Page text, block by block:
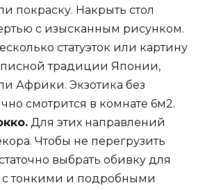
покраску. Накрыть стол
с изысканным рисунком.
статуэток или картину
традиции Японии,
Африки. Экзотика без
смотрится в комнате 6м2.
Для этих направлений
Чтобы не перегрузить
выбрать обивку для
тонкими и подробными